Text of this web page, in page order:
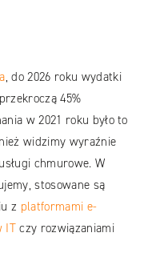
, do 2026 roku wydatki
45%
w 2021 roku było to
widzimy wyraźnie
chmurowe. W
stosowane są
z platformami e-
IT czy rozwiązaniami